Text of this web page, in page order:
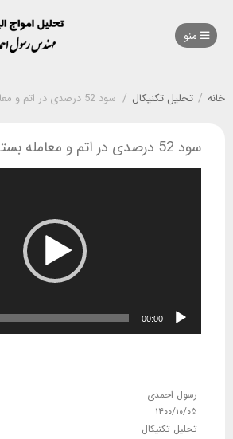
خانه / تحلیل تکنیکال / سود 52 درصدی در اتم و معامله بسته شود
سود 52 درصدی در اتم و معامله بسته شود
00:00
رسول احمدی
۱۴۰۰/۱۰/۰۵
تحلیل تکنیکال